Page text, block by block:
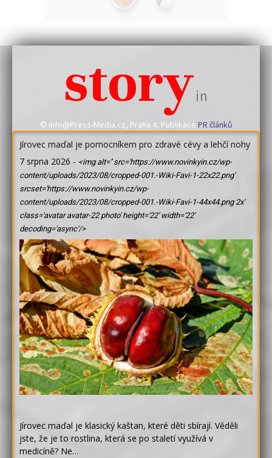
storyin
© info@Press-Media.cz, Praha 4, Publikace PR článků
Jírovec maďal je pomocníkem pro zdravé cévy a lehčí nohy
7 srpna 2026 - <img alt='' src='https://www.novinkyin.cz/wp-
content/uploads/2023/08/cropped-001.-Wiki-Favi-1-22x22.png'
srcset='https://www.novinkyin.cz/wp-
content/uploads/2023/08/cropped-001.-Wiki-Favi-1-44x44.png 2x'
class='avatar avatar-22 photo' height='22' width='22'
decoding='async'/>
Jírovec maďal je klasický kaštan, které děti sbírají. Věděli
jste, že je to rostlina, která se po staletí využívá v
medicíně? Ne…